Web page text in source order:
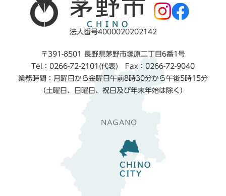
法人番号4000020202142
〒391-8501 長野県茅野市塚原二丁目6番1号
Tel：0266-72-2101(代表) Fax：0266-72-9040
業務時間：月曜日から金曜日午前8時30分から午後5時15分
（土曜日、日曜日、祝日及び年末年始は除く）